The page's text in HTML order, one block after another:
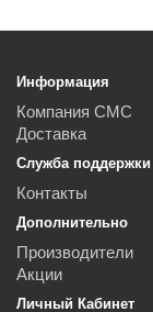
Информация
Компания СМС
Доставка
Служба поддержки
Контакты
Дополнительно
Производители
Акции
Личный Кабинет